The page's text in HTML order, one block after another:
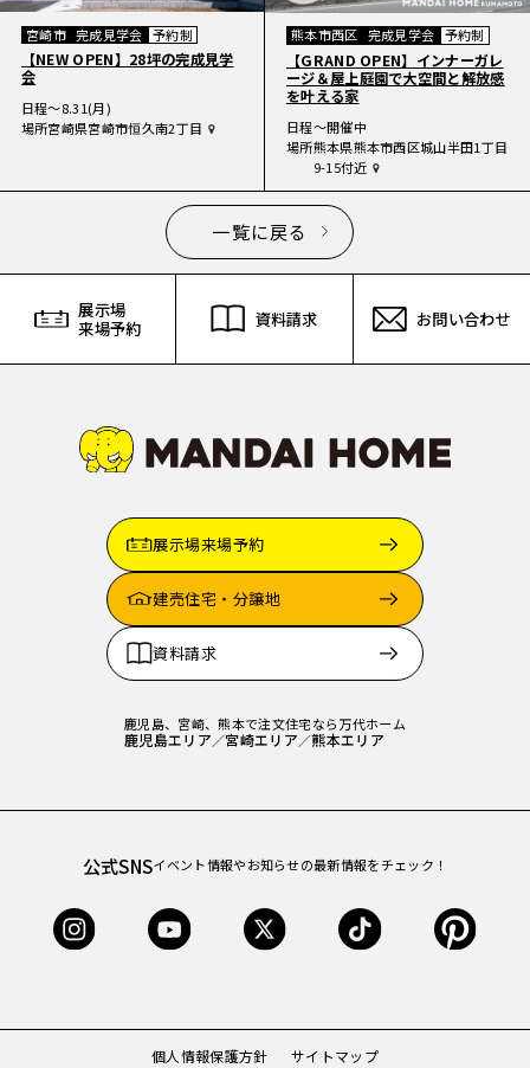
宮崎市 完成見学会 予約制
【NEW OPEN】28坪の完成見学
会
日程〜8.31(月)
場所宮崎県宮崎市恒久南2丁目
熊本市西区 完成見学会 予約制
【GRAND OPEN】インナーガレ
ージ＆屋上庭園で大空間と解放感
を叶える家
日程〜開催中
場所熊本県熊本市西区城山半田1丁目
9-15付近
一覧に戻る
展示場
来場予約
資料請求 お問い合わせ
展示場来場予約
建売住宅・分譲地
資料請求
鹿児島、宮崎、熊本で注文住宅なら万代ホーム
鹿児島エリア／宮崎エリア／熊本エリア
公式SNSイベント情報やお知らせの最新情報をチェック！
個人情報保護方針
サイトマップ